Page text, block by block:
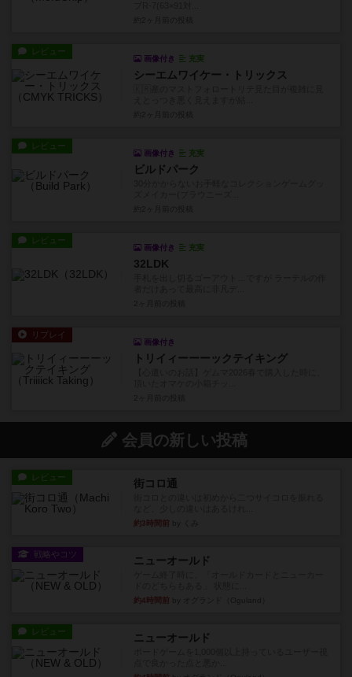
レビュー
画像付き 充実
シーエムワイケー・トリックス
レビュー
画像付き 充実
ビルドパーク
レビュー
画像付き 充実
32LDK
リプレイ
画像付き
トリイィーーーックテイキング
会員の新しい投稿
レビュー 街コロ通
約3時間前
戦略やコツ ニューオールド
約4時間前
レビュー ニューオールド